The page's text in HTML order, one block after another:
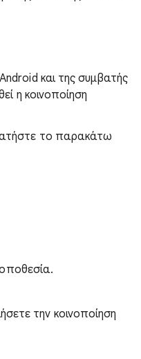
και της συμβατής
η κοινοποίηση
το παρακάτω
την κοινοποίηση